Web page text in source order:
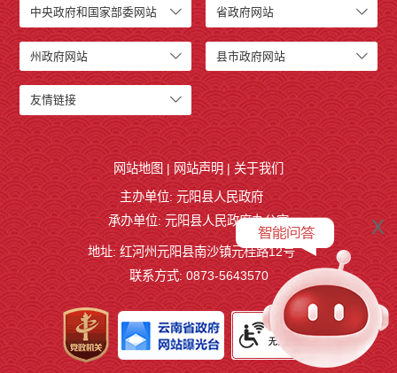
中央政府和国家部委网站 省政府网站
州政府网站 县市政府网站
友情链接
x
网站地图 | 网站声明 | 关于我们
主办单位: 元阳县人民政府
承办单位: 元阳县人民政府办公室
地址: 红河州元阳县南沙镇元桂路12号
联系方式: 0873-5643570